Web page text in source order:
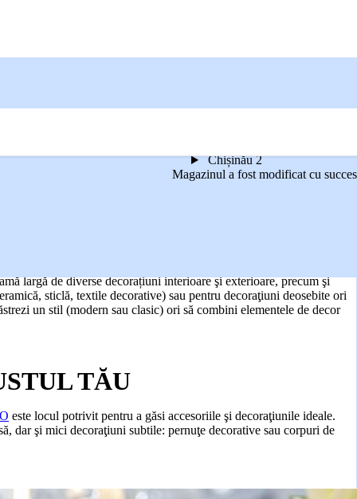
Chișinău 2
Magazinul a fost modificat cu succes
largă de diverse decorațiuni interioare şi exterioare, precum şi
sticlă, textile decorative) sau pentru decoraţiuni deosebite ori
un stil (modern sau clasic) ori să combini elementele de decor
TĂU
este locul potrivit pentru a găsi accesoriile şi decoraţiunile ideale.
dar şi mici decoraţiuni subtile: pernuţe decorative sau corpuri de